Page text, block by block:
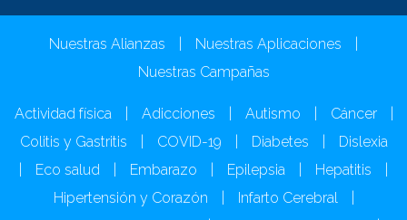
Nuestras Alianzas Nuestras Aplicaciones
Nuestras Campañas
Actividad física Adicciones Autismo Cáncer
Colitis y Gastritis
COVID-19 Diabetes
Dislexia
Eco salud Embarazo Epilepsia Hepatitis
Hipertensión y Corazón
Infarto Cerebral